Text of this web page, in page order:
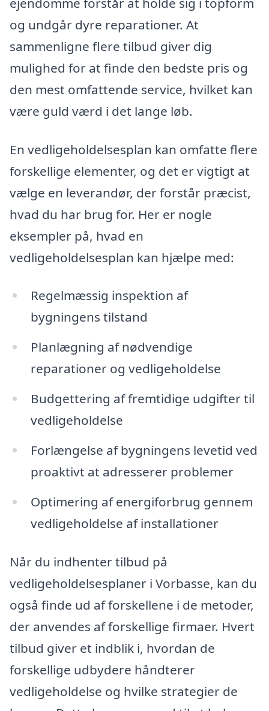
og undgår dyre reparationer. At
sammenligne flere tilbud giver dig
mulighed for at finde den bedste pris og
den mest omfattende service, hvilket kan
være guld værd i det lange løb.
En vedligeholdelsesplan kan omfatte flere
forskellige elementer, og det er vigtigt at
vælge en leverandør, der forstår præcist,
hvad du har brug for. Her er nogle
eksempler på, hvad en
vedligeholdelsesplan kan hjælpe med:
Regelmæssig inspektion af
bygningens tilstand
Planlægning af nødvendige
reparationer og vedligeholdelse
Budgettering af fremtidige udgifter til
vedligeholdelse
Forlængelse af bygningens levetid ved
proaktivt at adresserer problemer
Optimering af energiforbrug gennem
vedligeholdelse af installationer
Når du indhenter tilbud på
vedligeholdelsesplaner i Vorbasse, kan du
også finde ud af forskellene i de metoder,
der anvendes af forskellige firmaer. Hvert
tilbud giver et indblik i, hvordan de
forskellige udbydere håndterer
vedligeholdelse og hvilke strategier de